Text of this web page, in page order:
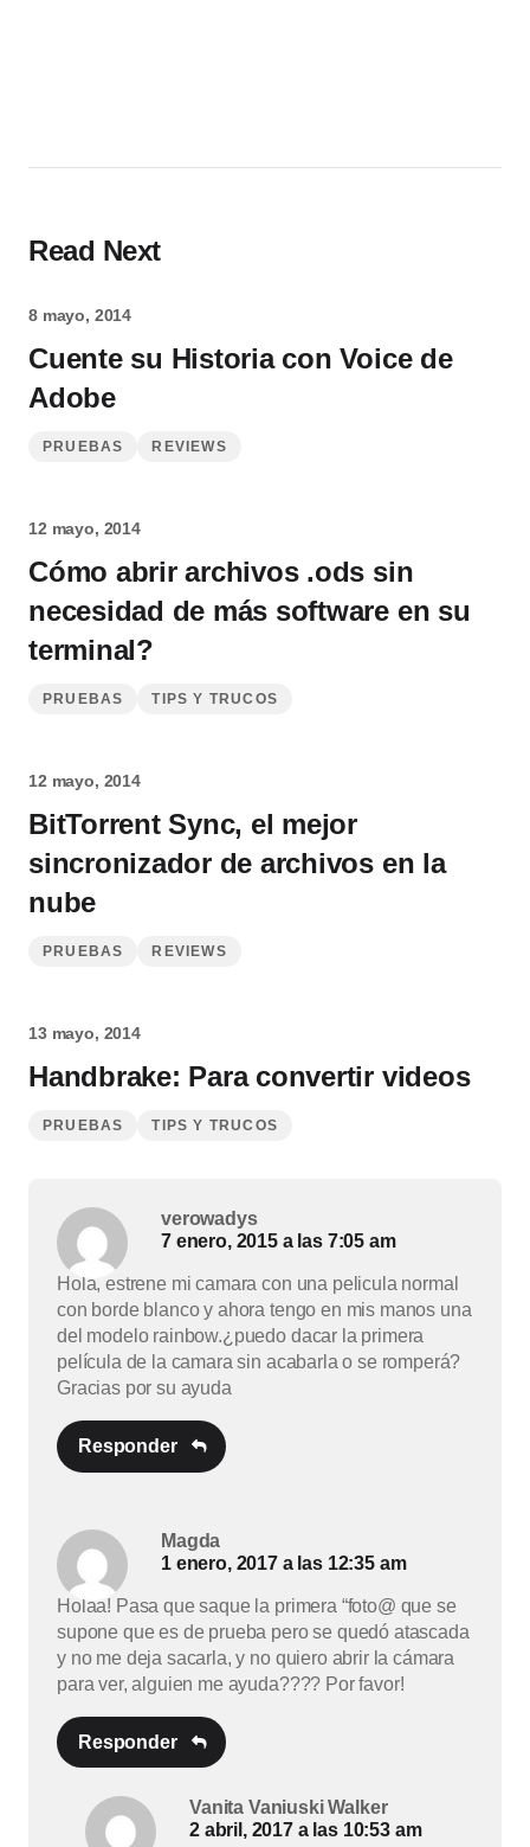
Read Next
8 mayo, 2014
Cuente su Historia con Voice de
Adobe
PRUEBAS REVIEWS
12 mayo, 2014
Cómo abrir archivos .ods sin
necesidad de más software en su
terminal?
PRUEBAS TIPS Y TRUCOS
12 mayo, 2014
BitTorrent Sync, el mejor
sincronizador de archivos en la
nube
PRUEBAS REVIEWS
13 mayo, 2014
Handbrake: Para convertir videos
PRUEBAS TIPS Y TRUCOS
verowadys
7 enero, 2015 a las 7:05 am
Hola, estrene mi camara con una pelicula normal
con borde blanco y ahora tengo en mis manos una
del modelo rainbow.¿puedo dacar la primera
película de la camara sin acabarla o se romperá?
Gracias por su ayuda
Responder
Magda
1 enero, 2017 a las 12:35 am
Holaa! Pasa que saque la primera “foto@ que se
supone que es de prueba pero se quedó atascada
y no me deja sacarla, y no quiero abrir la cámara
para ver, alguien me ayuda???? Por favor!
Responder
Vanita Vaniuski Walker
2 abril, 2017 a las 10:53 am